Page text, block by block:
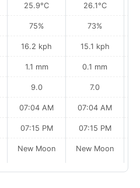
25.9°C
75%
16.2 kph
1.1 mm
9.0
07:04 AM
07:15 PM
New Moon
26.1°C
73%
15.1 kph
0.1 mm
7.0
07:04 AM
07:15 PM
New Moon